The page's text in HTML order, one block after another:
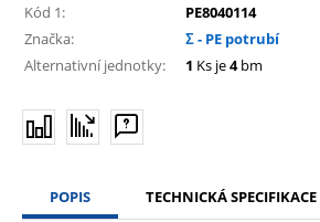
Kód 1:
PE8040114
Značka:
Σ - PE potrubí
Alternativní jednotky:
1 Ks je4bm
POPIS TECHNICKÁ SPECIFIKACE